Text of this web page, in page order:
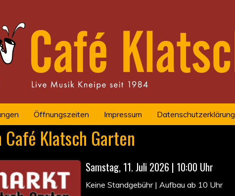
Öffnungszeiten Impressum Datenschutzerklärung
Klatsch Garten
Samstag, 11. Juli 2026 | 10:00 Uhr
Keine Standgebühr | Aufbau ab 10 Uhr